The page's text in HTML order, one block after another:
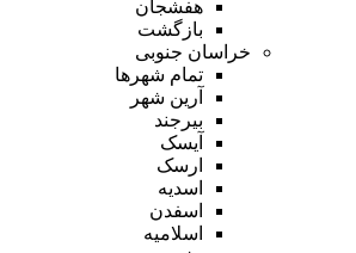
هفشجان
بازگشت
خراسان جنوبی
تمام شهر‌ها
آرین شهر
بیرجند
آیسک
ارسک
اسدیه
اسفدن
اسلامیه